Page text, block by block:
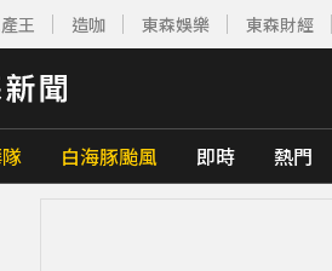
王 造咖 東森娛樂 東森財經
白海豚颱風 即時 熱門